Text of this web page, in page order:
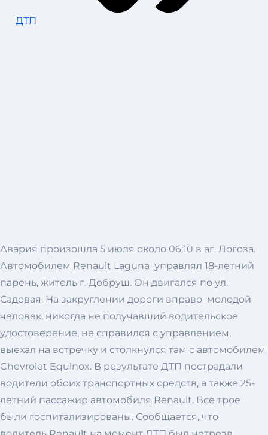
ДТП
Авария произошла 5 июля около 06:10 в аг. Логоза.
Автомобилем Renault Laguna управлял 18-летний
парень, житель г. Добруш. Он двигался по ул.
Садовая. На закруглении дороги вправо молодой
человек, никогда не получавший водительское
удостоверение, не справился с управлением,
выехал на встречку и столкнулся там с автомобилем
Chevrolet Equinox. В результате ДТП пострадали
водители обоих транспортных средств, а также 25-
летний пассажир автомобиля Renault. Все трое
были госпитализированы. Сообщается, что